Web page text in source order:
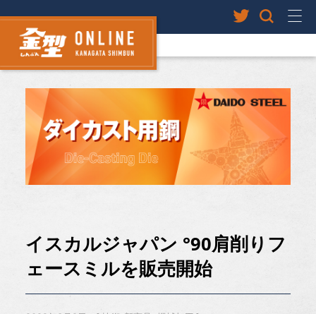
イスカルジャパン °90肩削りフ
ェースミルを販売開始